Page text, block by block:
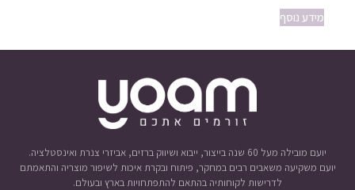
מידע נוסף
יועם מובילה מעל 60 שנה בייצור, ייבוא ושיווק ברזים, אביזרי צנרת ואינסטלציה.
יועם משקיעה משאבים רבים במחקר, פיתוח ובקרת איכות לשיפור מוצריה והתאמתם
לדרישות לקוחותיה בהתאם להתפתחויות בארץ ובעולם.